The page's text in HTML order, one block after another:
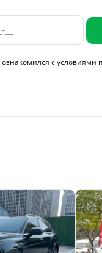
ознакомился с условиями